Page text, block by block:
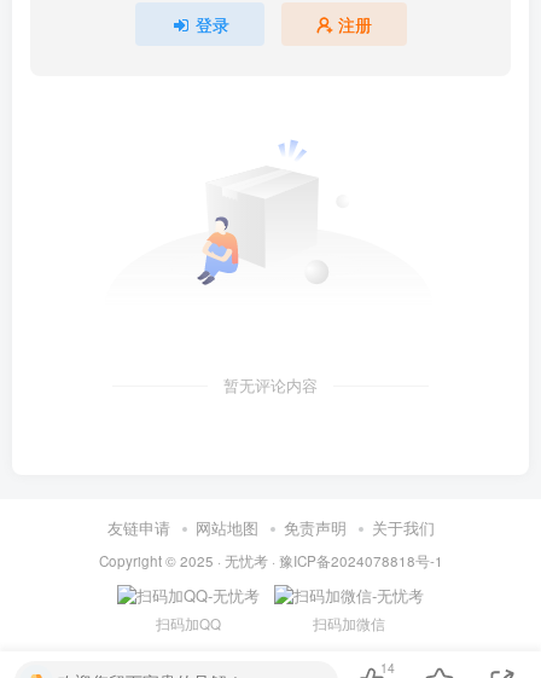
登录 注册
暂无评论内容
友链申请 网站地图 免责声明 关于我们
Copyright © 2025 · 无忧考· 豫ICP备2024078818号-1
扫码加QQ 扫码加微信
14